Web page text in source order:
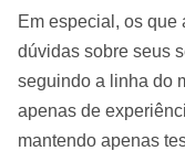
Em especial, os
dúvidas sobre seus
seguindo a linha do
apenas de
mantendo apenas